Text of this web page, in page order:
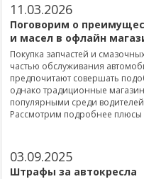
11.03.2026
Поговорим о
и масел в офлайн
Покупка запчастей и
частью обслуживания
предпочитают совершать
однако традиционные
популярными среди
Рассмотрим подробнее плюсы
03.09.2025
Штрафы за автокресла